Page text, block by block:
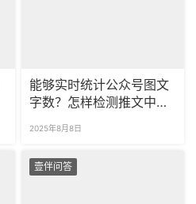
能够实时统计公众号图文
字数？怎样检测推文中的
2025年8月8日
壹伴问答